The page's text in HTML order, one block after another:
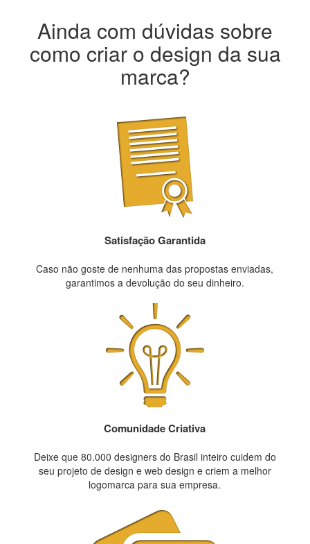
Ainda com dúvidas sobre
como criar o design da sua
marca?
Satisfação Garantida
Caso não goste de nenhuma das propostas enviadas,
garantimos a devolução do seu dinheiro.
Comunidade Criativa
Deixe que 80.000 designers do Brasil inteiro cuidem do
seu projeto de design e web design e criem a melhor
logomarca para sua empresa.